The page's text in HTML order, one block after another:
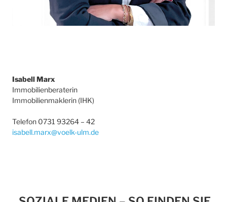
Isabell Marx
Immobilienberaterin
Immobilienmaklerin (IHK)
Telefon 0731 93264 – 42
isabell.marx@voelk-ulm.de